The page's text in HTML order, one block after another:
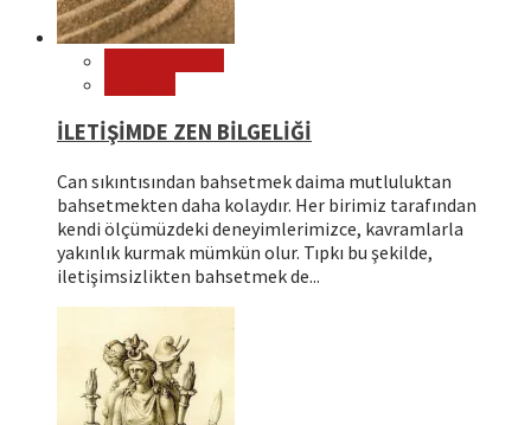
İLETİŞİMDE ZEN BİLGELİĞİ
Can sıkıntısından bahsetmek daima mutluluktan
bahsetmekten daha kolaydır. Her birimiz tarafından
kendi ölçümüzdeki deneyimlerimizce, kavramlarla
yakınlık kurmak mümkün olur. Tıpkı bu şekilde,
iletişimsizlikten bahsetmek de...